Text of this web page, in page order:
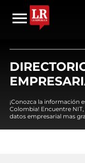
¡Conozca la información
Colombia! Encuentre
datos empresarial mas